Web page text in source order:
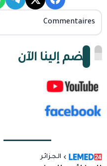
Commentaires
انضم إلينا الآن
الـجـزائـر